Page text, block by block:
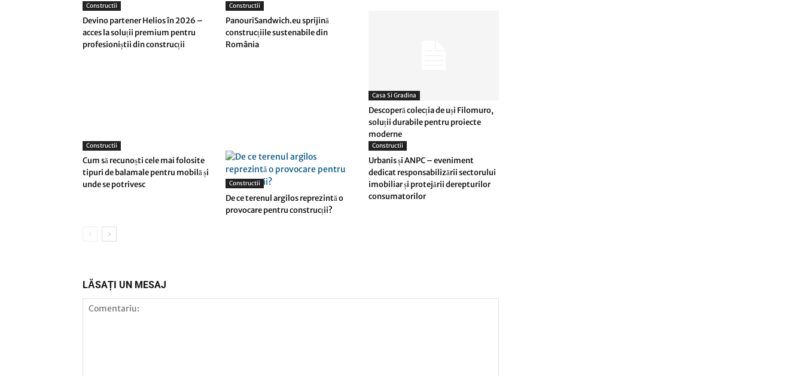
Constructii
Devino partener Helios în 2026 –
acces la soluții premium pentru
profesioniștii din construcții
Constructii
PanouriSandwich.eu sprijină
construcțiile sustenabile din
România
Casa Si Gradina
Descoperă colecția de uși Filomuro,
soluții durabile pentru proiecte
moderne
Constructii
Cum să recunoști cele mai folosite
tipuri de balamale pentru mobilă și
unde se potrivesc
Constructii
De ce terenul argilos reprezintă o
provocare pentru construcții?
Constructii
Urbanis și ANPC – eveniment
dedicat responsabilizării sectorului
imobiliar și protejării derepturilor
consumatorilor
LĂSAȚI UN MESAJ